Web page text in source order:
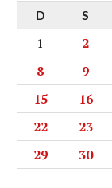
D
S
1 2
8
9
15
16
22
23
29
30